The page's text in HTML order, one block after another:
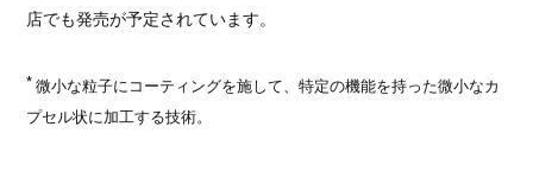
店でも発売が予定されています。
* 微小な粒子にコーティングを施して、特定の機能を持った微小なカ
プセル状に加工する技術。